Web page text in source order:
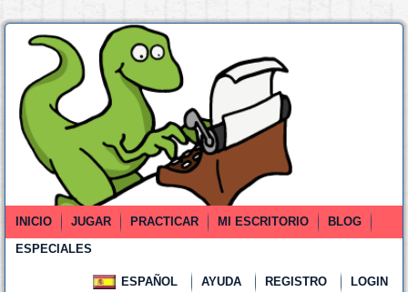
INICIO JUGAR PRACTICAR MI ESCRITORIO
BLOG
ESPECIALES
ESPAÑOL AYUDA REGISTRO LOGIN